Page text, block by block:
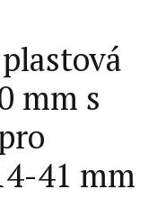
mm s
41 mm